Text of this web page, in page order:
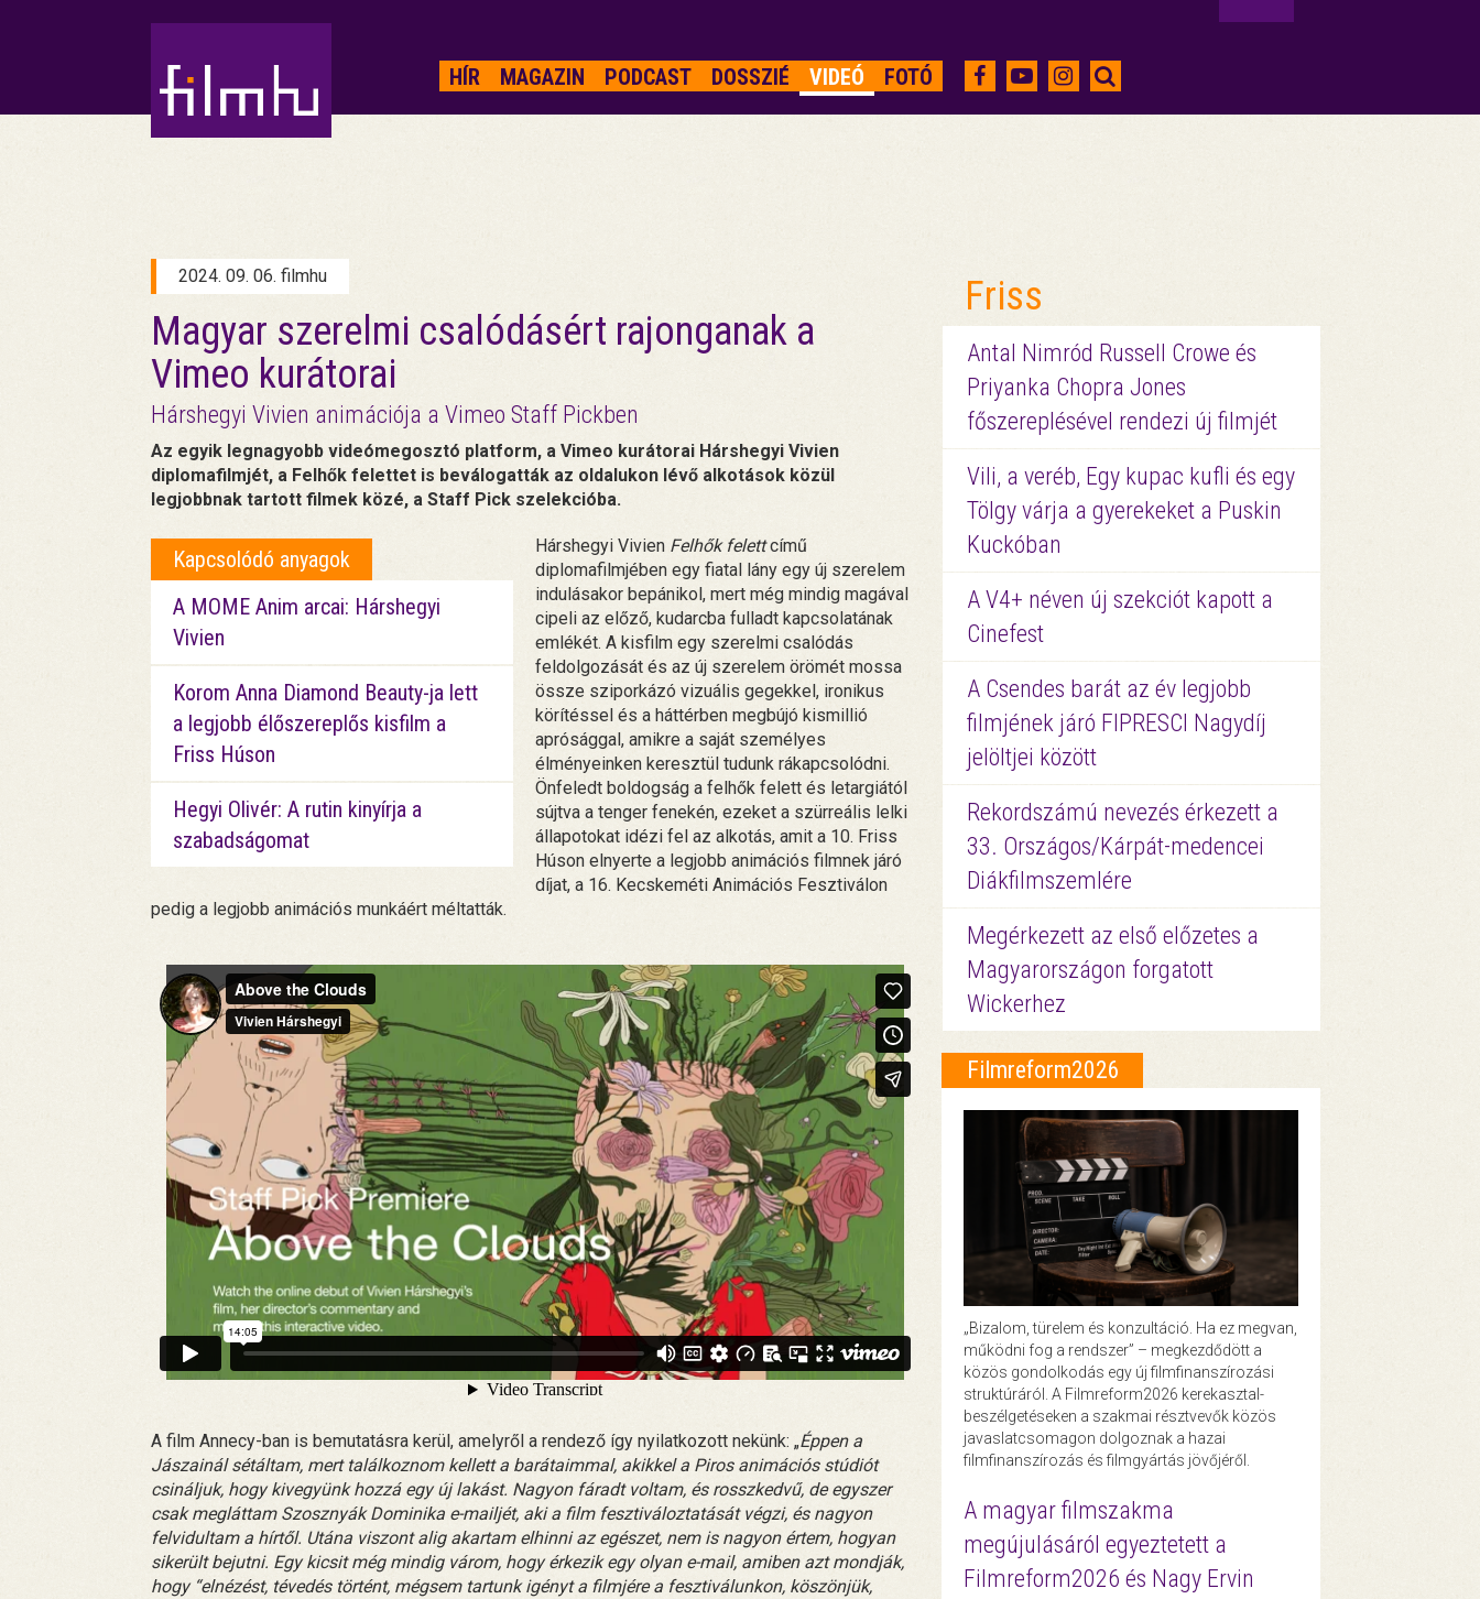
HÍR MAGAZIN PODCAST DOSSZIÉ VIDEÓ FOTÓ
2024. 09. 06. filmhu
Magyar szerelmi csalódásért rajonganak a
Vimeo kurátorai
Hárshegyi Vivien animációja a Vimeo Staff Pickben
Az egyik legnagyobb videómegosztó platform, a Vimeo kurátorai Hárshegyi Vivien
diplomafilmjét, a Felhők felettet is beválogatták az oldalukon lévő alkotások közül
legjobbnak tartott filmek közé, a Staff Pick szelekcióba.
Kapcsolódó anyagok
A MOME Anim arcai: Hárshegyi
Vivien
Korom Anna Diamond Beauty-ja lett
a legjobb élőszereplős kisfilm a
Friss Húson
Hegyi Olivér: A rutin kinyírja a
szabadságomat
Hárshegyi Vivien Felhők felettcímű
diplomafilmjében egy fiatal lány egy új szerelem
indulásakor bepánikol, mert még mindig magával
cipeli az előző, kudarcba fulladt kapcsolatának
emlékét. A kisfilm egy szerelmi csalódás
feldolgozását és az új szerelem örömét mossa
össze sziporkázó vizuális gegekkel, ironikus
körítéssel és a háttérben megbújó kismillió
aprósággal, amikre a saját személyes
élményeinken keresztül tudunk rákapcsolódni.
Önfeledt boldogság a felhők felett és letargiától
sújtva a tenger fenekén, ezeket a szürreális lelki
állapotokat idézi fel az alkotás, amit a 10. Friss
Húson elnyerte a legjobb animációs filmnek járó
díjat, a 16. Kecskeméti Animációs Fesztiválon
pedig a legjobb animációs munkáért méltatták.
A film Annecy-ban is bemutatásra kerül, amelyről a rendező így nyilatkozott nekünk: „Éppen a
Jászainál sétáltam, mert találkoznom kellett a barátaimmal, akikkel a Piros animációs stúdiót
csináljuk, hogy kivegyünk hozzá egy új lakást. Nagyon fáradt voltam, és rosszkedvű, de egyszer
csak megláttam Szosznyák Dominika e-mailjét, aki a film fesztiváloztatását végzi, és nagyon
felvidultam a hírtől. Utána viszont alig akartam elhinni az egészet, nem is nagyon értem, hogyan
sikerült bejutni. Egy kicsit még mindig várom, hogy érkezik egy olyan e-mail, amiben azt mondják,
hogy “elnézést, tévedés történt, mégsem tartunk igényt a filmjére a fesztiválunkon, köszönjük,
Friss
Antal Nimród Russell Crowe és
Priyanka Chopra Jones
főszereplésével rendezi új filmjét
Vili, a veréb, Egy kupac kufli és egy
Tölgy várja a gyerekeket a Puskin
Kuckóban
A V4+ néven új szekciót kapott a
Cinefest
A Csendes barát az év legjobb
filmjének járó FIPRESCI Nagydíj
jelöltjei között
Rekordszámú nevezés érkezett a
33. Országos/Kárpát-medencei
Diákfilmszemlére
Megérkezett az első előzetes a
Magyarországon forgatott
Wickerhez
Filmreform2026
„Bizalom, türelem és konzultáció. Ha ez megvan,
működni fog a rendszer” – megkezdődött a
közös gondolkodás egy új filmfinanszírozási
struktúráról. A Filmreform2026 kerekasztal-
beszélgetéseken a szakmai résztvevők közös
javaslatcsomagon dolgoznak a hazai
filmfinanszírozás és filmgyártás jövőjéről.
A magyar filmszakma
megújulásáról egyeztetett a
Filmreform2026 és Nagy Ervin